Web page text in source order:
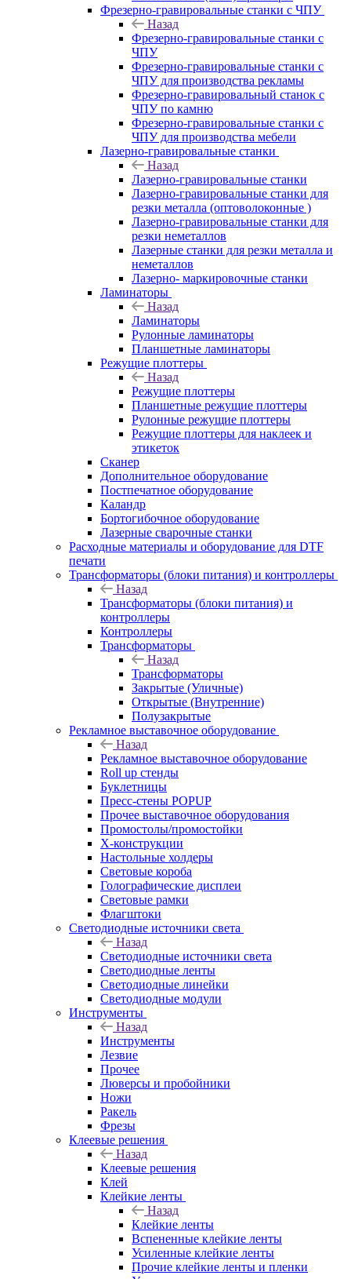
Фрезерно-гравировальные станки с ЧПУ
Назад
Фрезерно-гравировальные станки с
ЧПУ
Фрезерно-гравировальные станки с
ЧПУ для производства рекламы
Фрезерно-гравировальный станок с
ЧПУ по камню
Фрезерно-гравировальные станки с
ЧПУ для производства мебели
Лазерно-гравировальные станки
Назад
Лазерно-гравировальные станки
Лазерно-гравировальные станки для
резки металла (оптоволоконные )
Лазерно-гравировальные станки для
резки неметаллов
Лазерные станки для резки металла и
неметаллов
Лазерно- маркировочные станки
Ламинаторы
Назад
Ламинаторы
Рулонные ламинаторы
Планшетные ламинаторы
Режущие плоттеры
Назад
Режущие плоттеры
Планшетные режущие плоттеры
Рулонные режущие плоттеры
Режущие плоттеры для наклеек и
этикеток
Сканер
Дополнительное оборудование
Постпечатное оборудование
Каландр
Бортогибочное оборудование
Лазерные сварочные станки
Расходные материалы и оборудование для DTF
печати
Трансформаторы (блоки питания) и контроллеры
Назад
Трансформаторы (блоки питания) и
контроллеры
Контроллеры
Трансформаторы
Назад
Трансформаторы
Закрытые (Уличные)
Открытые (Внутренние)
Полузакрытые
Рекламное выставочное оборудование
Назад
Рекламное выставочное оборудование
Roll up стенды
Буклетницы
Пресс-стены POPUP
Прочее выставочное оборудования
Промостолы/промостойки
Х-конструкции
Настольные холдеры
Световые короба
Голографические дисплеи
Световые рамки
Флагштоки
Светодиодные источники света
Назад
Светодиодные источники света
Светодиодные ленты
Светодиодные линейки
Светодиодные модули
Инструменты
Назад
Инструменты
Лезвие
Прочее
Люверсы и пробойники
Ножи
Ракель
Фрезы
Клеевые решения
Назад
Клеевые решения
Клей
Клейкие ленты
Назад
Клейкие ленты
Вспененные клейкие ленты
Усиленные клейкие ленты
Прочие клейкие ленты и пленки